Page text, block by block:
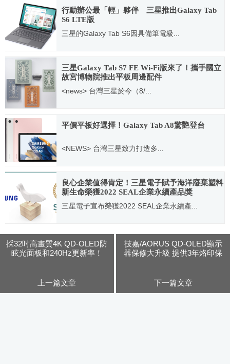
行動辦公最「輕」夥伴 三星推出Galaxy Tab
S6 LTE版
三星的Galaxy Tab S6因具備筆電級...
2019.12.30
三星Galaxy Tab S7 FE Wi-Fi版來了！攜手國立
故宮博物院推出平板周邊配件
<news> 台灣三星於今（8/...
平價平板好選擇！Galaxy Tab A8驚艷登台
<NEWS> 台灣三星致力打造多...
2021.12.27
良心企業值得肯定！三星電子賦予海洋廢棄塑料
新生命榮獲2022 SEAL企業永續產品獎
三星電子宣布榮獲2022 SEAL企業永續產...
採32吋高畫質4K QD-OLED防
眩光面板和240Hz更新率！
台
上一篇文章
技嘉/AORUS QD-OLED顯示
器保修大升級 提供3年烙印保
下一篇文章